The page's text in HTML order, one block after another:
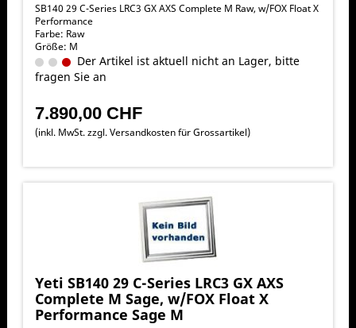
SB140 29 C-Series LRC3 GX AXS Complete M Raw, w/FOX Float X
Performance
Farbe: Raw
Größe: M
Der Artikel ist aktuell nicht an Lager, bitte
fragen Sie an
7.890,00 CHF
(inkl. MwSt. zzgl.Versandkosten für Grossartikel)
Yeti SB140 29 C-Series LRC3 GX AXS
Complete M Sage, w/FOX Float X
Performance Sage M